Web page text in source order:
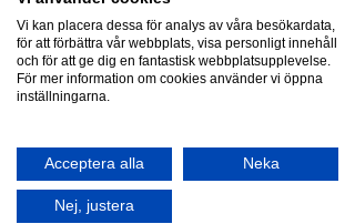
Vi kan placera dessa för analys av våra besökardata,
för att förbättra vår webbplats, visa personligt innehåll
och för att ge dig en fantastisk webbplatsupplevelse.
För mer information om cookies använder vi öppna
inställningarna.
Acceptera alla Neka
Nej, justera